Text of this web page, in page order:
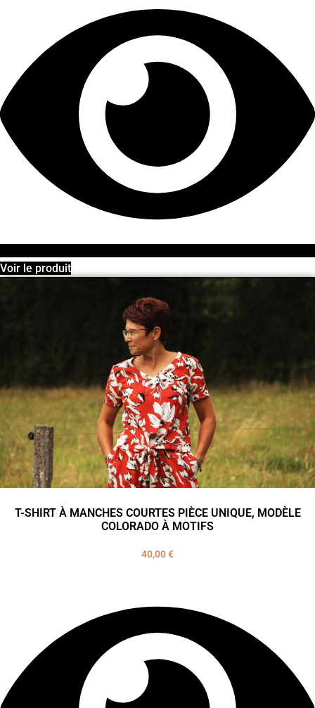
Voir le produit
T-SHIRT À MANCHES COURTES PIÈCE UNIQUE, MODÈLE
COLORADO À MOTIFS
40,00€